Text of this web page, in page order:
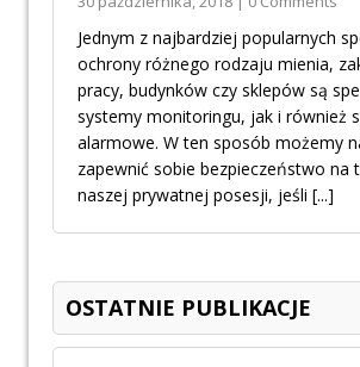
Jednym z najbardziej popularnych
ochrony różnego rodzaju mienia,
pracy, budynków czy sklepów są
systemy monitoringu, jak i również
alarmowe. W ten sposób możemy
zapewnić sobie bezpieczeństwo na
naszej prywatnej posesji, jeśli [...]
OSTATNIE PUBLIKACJE